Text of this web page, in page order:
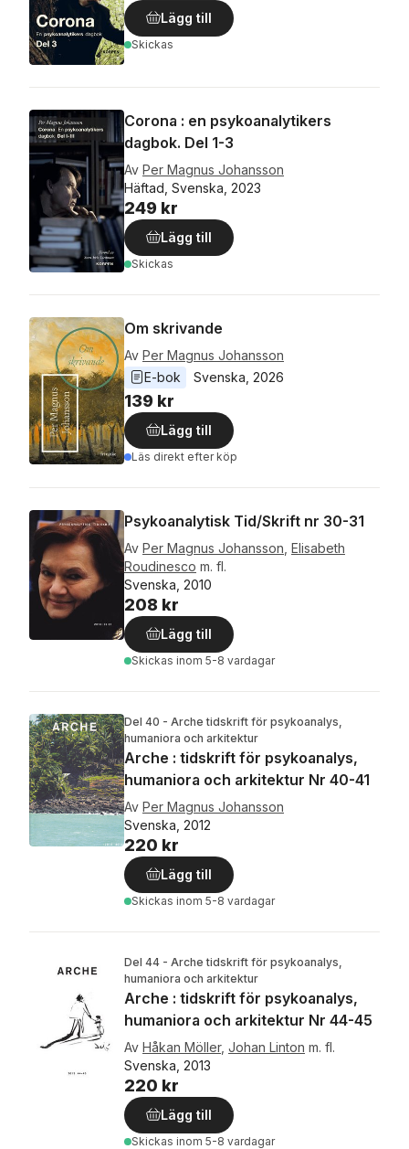
Lägg till
Skickas
Corona : en psykoanalytikers
dagbok. Del 1-3
Av Per Magnus Johansson
Häftad, Svenska, 2023
249 kr
Lägg till
Skickas
Om skrivande
Av Per Magnus Johansson
E-bok
Svenska 2026
139 kr
Lägg till
Läs direkt efter köp
Psykoanalytisk Tid/Skrift nr 30-31
Av Per Magnus Johansson Elisabeth
Roudinesco m. fl.
Svenska, 2010
208 kr
Lägg till
Skickas inom 5-8 vardagar
Del 40 - Arche tidskrift för psykoanalys,
humaniora och arkitektur
Arche : tidskrift för psykoanalys,
humaniora och arkitektur Nr 40-41
Av Per Magnus Johansson
Svenska, 2012
220 kr
Lägg till
Skickas inom 5-8 vardagar
Del 44 - Arche tidskrift för psykoanalys,
humaniora och arkitektur
Arche : tidskrift för psykoanalys,
humaniora och arkitektur Nr 44-45
Av Håkan Möller, Johan Linton m. fl.
Svenska, 2013
220 kr
Lägg till
Skickas inom 5-8 vardagar